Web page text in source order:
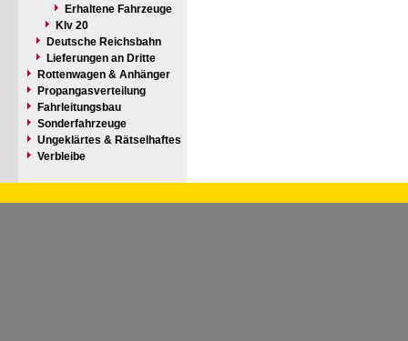
Erhaltene Fahrzeuge
Klv 20
Deutsche Reichsbahn
Lieferungen an Dritte
Rottenwagen & Anhänger
Propangasverteilung
Fahrleitungsbau
Sonderfahrzeuge
Ungeklärtes & Rätselhaftes
Verbleibe